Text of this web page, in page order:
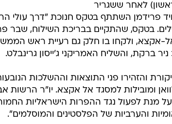
לאחר ששגריר
פרידמן השתתף בטקס חנוכת "דרך
בטקס, שהתקיים בבריכת השילוח, שבר
אקצא, ולקחו בו חלק גם רעיית ראש
ברקת, והשליח האמריקני ג'ייסון גרינבלט.
והזהירו פני התוצאות וההשלכות
ומובילות למסגד אל אקצא. יו"ר הרשות
מנת לפעול נגד ההפרות הישראליות
והערביות של הפלסטינים והמוסלמים".